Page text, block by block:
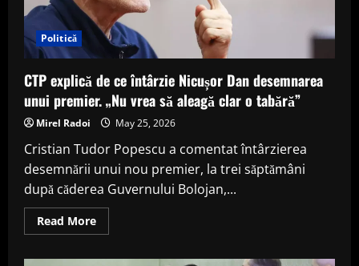
Politică
CTP explică de ce întârzie Nicușor Dan desemnarea
unui premier. „Nu vrea să aleagă clar o tabără”
Mirel Radoi May 25, 2026
Cristian Tudor Popescu a comentat întârzierea
desemnării unui nou premier, la trei săptămâni
după căderea Guvernului Bolojan,...
Read MoreRead
more